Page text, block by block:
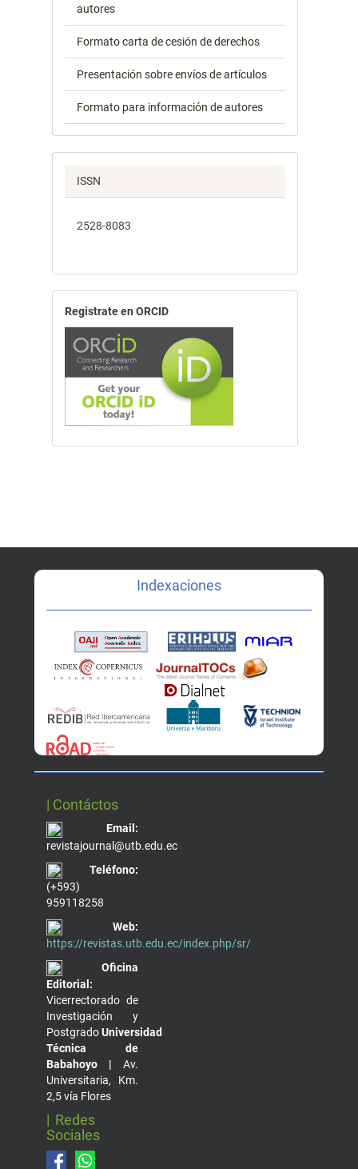
autores
Formato carta de cesión de derechos
Presentación sobre envíos de artículos
Formato para información de autores
ISSN
2528-8083
Registrate en ORCID
Indexaciones
| Contáctos
Email:
revistajournal@utb.edu.ec
Teléfono:
(+593)
959118258
Web:
https://revistas.utb.edu.ec/index.php/sr/
Oficina
Editorial:
Vicerrectorado de
Investigación y
PostgradoUniversidad
Técnica de
Babahoyo | Av.
Universitaria, Km.
2,5 vía Flores
| Redes
Sociales